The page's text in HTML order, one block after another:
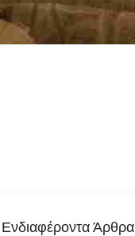
Ενδιαφέροντα Άρθρα